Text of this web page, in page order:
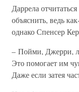
Даррела
объяснить, ведь
однако Спенсер
– Пойми, Джерри,
Это помогает им
Даже если затея